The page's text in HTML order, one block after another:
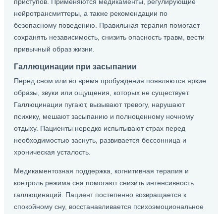
нейротрансмиттеры, а также рекомендации по
безопасному поведению. Правильная терапия помогает
сохранять независимость, снизить опасность травм, вести
привычный образ жизни.
Галлюцинации при засыпании
Перед сном или во время пробуждения появляются яркие
образы, звуки или ощущения, которых не существует.
Галлюцинации пугают, вызывают тревогу, нарушают
психику, мешают засыпанию и полноценному ночному
отдыху. Пациенты нередко испытывают страх перед
необходимостью заснуть, развивается бессонница и
хроническая усталость.
Медикаментозная поддержка, когнитивная терапия и
контроль режима сна помогают снизить интенсивность
галлюцинаций. Пациент постепенно возвращается к
спокойному сну, восстанавливается психоэмоциональное